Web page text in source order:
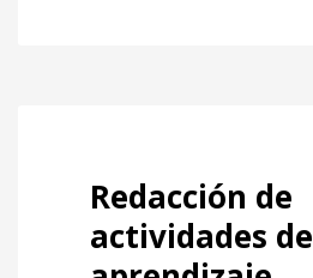
Redacción de
actividades de